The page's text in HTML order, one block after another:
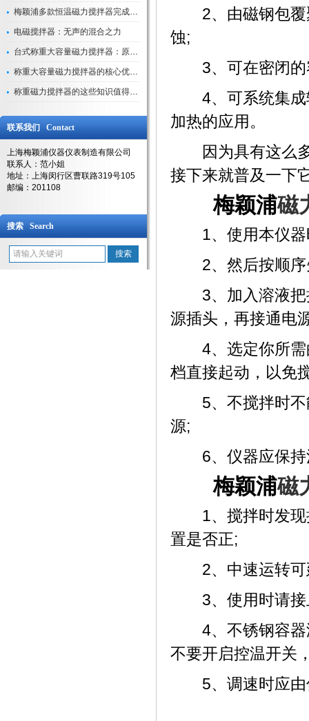
梅颖浦多款恒温磁力搅拌器完成技术迭代 数字化操控全面升级
电磁搅拌器：无声的混合之力
台式称重大容量磁力搅拌器：原理与应用解析
称重大容量磁力搅拌器的核心优势解析
称重磁力搅拌器的这些知识值得我们学习
联系我们 Contact
上海梅颖浦仪器仪表制造有限公司
联系人：范小姐
地址：上海闵行区曹联路319号105
邮编：201108
搜索 Search
2、由磁钢包覆
蚀;
3、可在密闭的
4、可系统集成
加热的应用。
因为具有这么多
接下来就普及一下
梅颖浦磁
1、使用本仪器
2、然后按顺序
3、加入溶液把
源插头，再接通电
4、选定你所需
档直接起动，以免
5、不搅拌时不
源;
6、仪器应保持
梅颖浦磁
1、搅拌时发现
置是否正;
2、中速运转可
3、使用时请接
4、不锈钢容器
不要开启控温开关
5、调速时应由